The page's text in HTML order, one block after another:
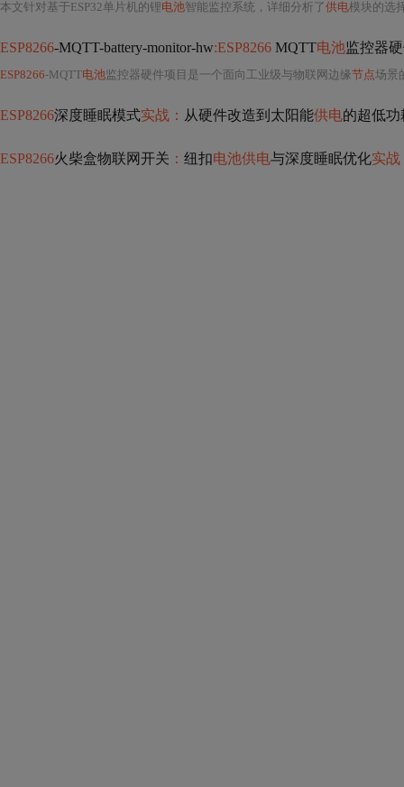
本文针对基于ESP32单片机的锂电池智能监控系统，详细分析了供电模块的选择标
ESP8266-MQTT-battery-monitor-hw:ESP8266 MQTT电池监控器
ESP8266-MQTT电池监控器硬件项目是一个面向工业级与物联网边缘节点场景
ESP8266深度睡眠模式实战： 从硬件改造到太阳能供电的超低
ESP8266火柴盒物联网开关 ： 纽扣电池供电与深度睡眠优化实战